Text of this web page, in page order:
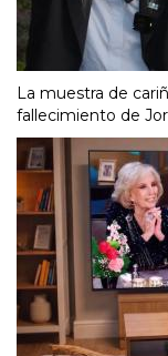
La muestra de
fallecimiento de